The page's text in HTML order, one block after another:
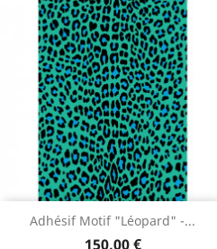
Adhésif Motif "Léopard" -...
150,00 €